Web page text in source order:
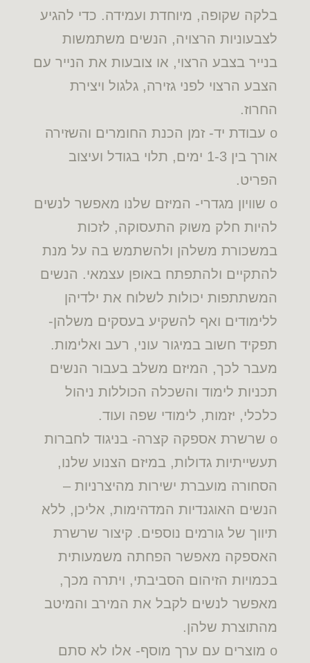
בלקה שקופה, מיוחדת ועמידה. כדי להגיע
לצבעוניות הרצויה, הנשים משתמשות
בנייר בצבע הרצוי, או צובעות את הנייר עם
הצבע הרצוי לפני גזירה, גלגול ויצירת
החרוז.
o עבודת יד- זמן הכנת החומרים והשזירה
אורך בין 1-3 ימים, תלוי בגודל ועיצוב
הפריט.
o שוויון מגדרי- המיזם שלנו מאפשר לנשים
להיות חלק משוק התעסוקה, לזכות
במשכורת משלהן ולהשתמש בה על מנת
להתקיים ולהתפתח באופן עצמאי. הנשים
המשתתפות יכולות לשלוח את ילדיהן
ללימודים ואף להשקיע בעסקים משלהן-
תפקיד חשוב במיגור עוני, רעב ואלימות.
מעבר לכך, המיזם משלב בעבור הנשים
תכניות לימוד והשכלה הכוללות ניהול
כלכלי, יזמות, לימודי שפה ועוד.
o שרשרת אספקה קצרה- בניגוד לחברות
תעשייתיות גדולות, במיזם הצנוע שלנו,
הסחורה מועברת ישירות מהיצרניות –
הנשים האוגנדיות המדהימות, אליכן, ללא
תיווך של גורמים נוספים. קיצור שרשרת
האספקה מאפשר הפחתה משמעותית
בכמויות הזיהום הסביבתי, ויתרה מכך,
מאפשר לנשים לקבל את המירב והמיטב
מהתוצרת שלהן.
o מוצרים עם ערך מוסף- אלו לא סתם